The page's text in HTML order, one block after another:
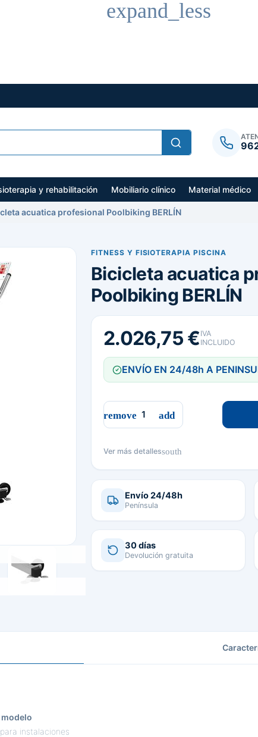
y rehabilitación Mobiliario clínico Material médico
acuatica profesional Poolbiking BERLÍN
expand_less
FITNESS Y FISIOTERAPIA PISCINA
Bicicleta acuatica
Poolbiking BERLÍN
2.026,75 € IVA
INCLUIDO
ENVÍO EN 24/48h A
Ver más detallessouth
Envío 24/48h
Península
30 días
Devolución gratuita
modelo
para instalaciones